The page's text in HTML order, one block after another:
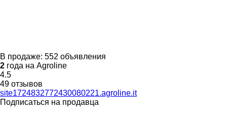
В продаже: 552 объявления
2 года на Agroline
4.5
49 отзывов
site1724832772430080221.agroline.it
Подписаться на продавца